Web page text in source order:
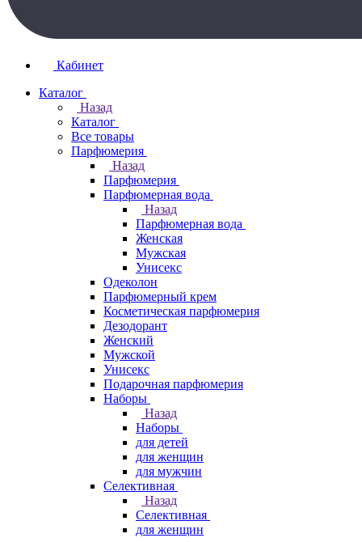
Кабинет
Каталог
Назад
Каталог
Все товары
Парфюмерия
Назад
Парфюмерия
Парфюмерная вода
Назад
Парфюмерная вода
Женская
Мужская
Унисекс
Одеколон
Парфюмерный крем
Косметическая парфюмерия
Дезодорант
Женский
Мужской
Унисекс
Подарочная парфюмерия
Наборы
Назад
Наборы
для детей
для женщин
для мужчин
Селективная
Назад
Селективная
для женщин